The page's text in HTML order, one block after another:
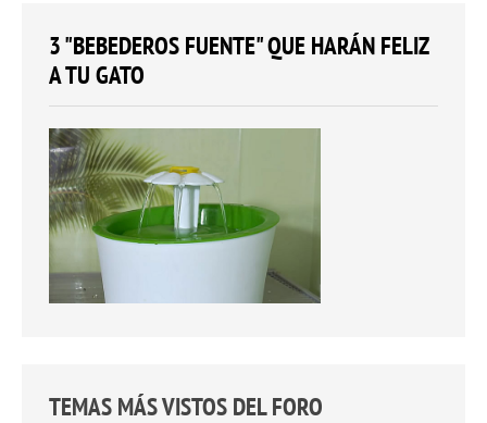
3 "BEBEDEROS FUENTE" QUE HARÁN FELIZ
A TU GATO
TEMAS MÁS VISTOS DEL FORO